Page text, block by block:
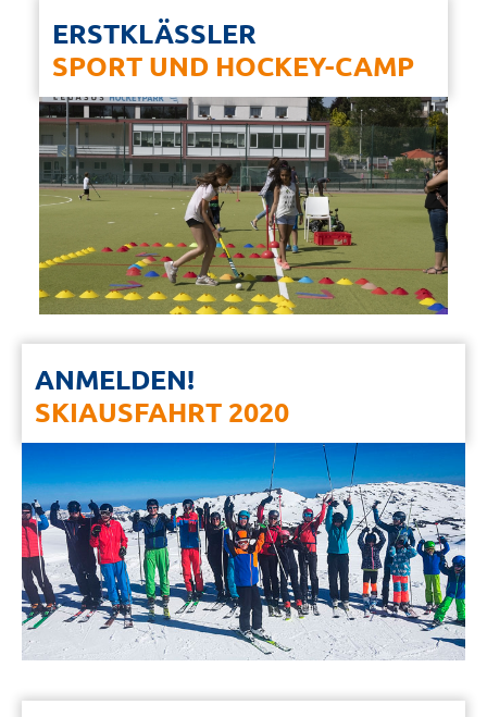
ERSTKLÄSSLER
SPORT UND HOCKEY-CAMP
ANMELDEN!
SKIAUSFAHRT 2020